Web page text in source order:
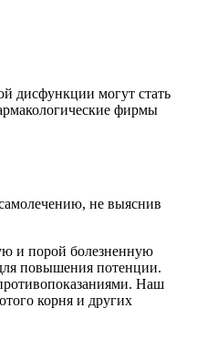
дисфункции могут стать
фирмы
не выяснив
и порой болезненную
повышения потенции.
Наш
корня и других